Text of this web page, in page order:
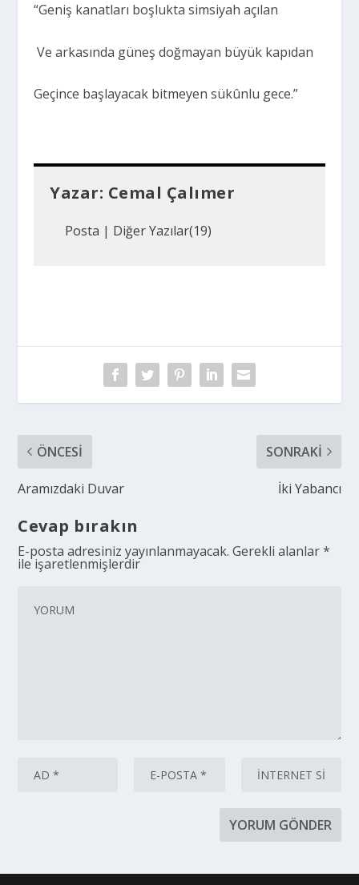
“Geniş kanatları boşlukta simsiyah açılan
Ve arkasında güneş doğmayan büyük kapıdan
Geçince başlayacak bitmeyen sükûnlu gece.”
Yazar: Cemal Çalımer
Posta | Diğer Yazılar(19)
ÖNCESI
Aramızdaki Duvar
SONRAKI
İki Yabancı
Cevap bırakın
E-posta adresiniz yayınlanmayacak. Gerekli alanlar*
ile işaretlenmişlerdir